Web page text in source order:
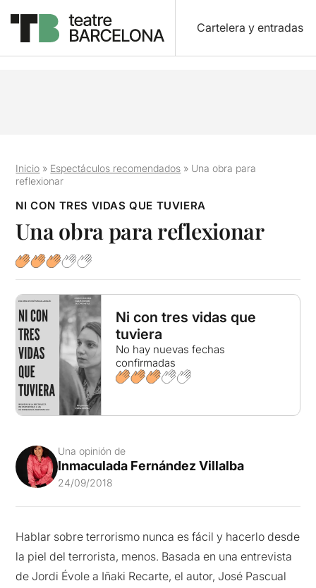
Cartelera y entradas
Inicio » Espectáculos recomendados » Una obra para
reflexionar
NI CON TRES VIDAS QUE TUVIERA
Una obra para reflexionar
Ni con tres vidas que
tuviera
No hay nuevas fechas
confirmadas
Una opinión de
Inmaculada Fernández Villalba
24/09/2018
Hablar sobre terrorismo nunca es fácil y hacerlo desde
la piel del terrorista, menos. Basada en una entrevista
de Jordi Évole a Iñaki Recarte, el autor, José Pascual